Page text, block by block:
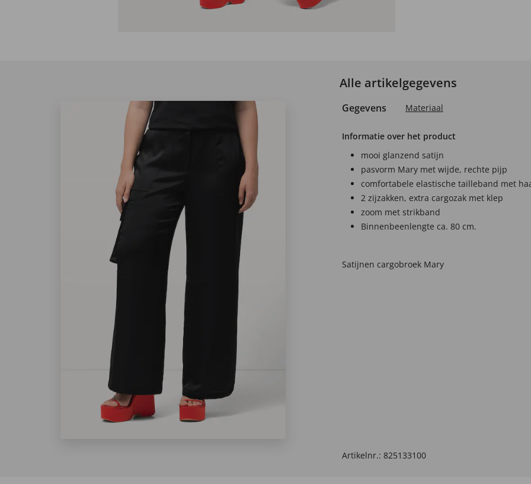
Alle artikelgegevens
Gegevens Materiaal
Informatie over het product
mooi glanzend satijn
pasvorm Mary met wijde, rechte pijp
comfortabele elastische tailleband met
2 zijzakken, extra cargozak met klep
zoom met strikband
Binnenbeenlengte ca. 80 cm.
Satijnen cargobroek Mary
Artikelnr.: 825133100